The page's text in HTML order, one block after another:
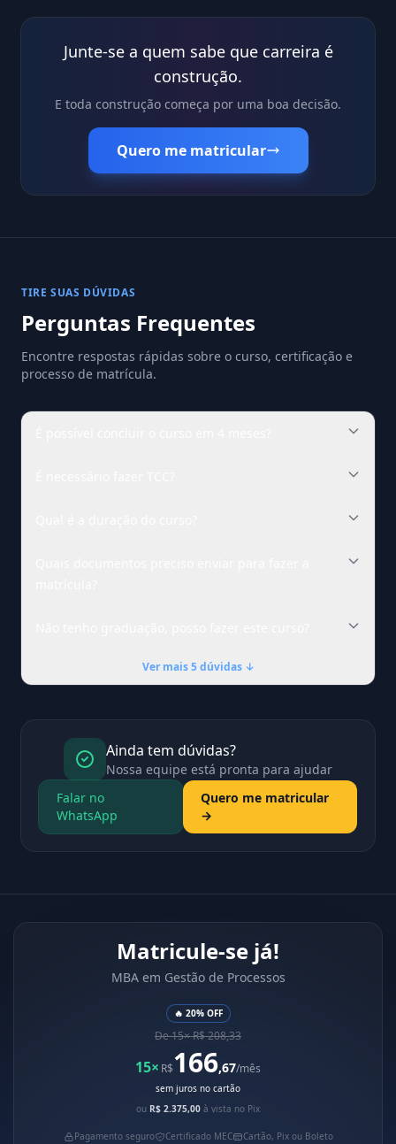
Junte-se a quem sabe que carreira é
construção.
E toda construção começa por uma boa decisão.
Quero me matricular
TIRE SUAS DÚVIDAS
Perguntas Frequentes
Encontre respostas rápidas sobre o curso, certificação e
processo de matrícula.
Ver mais 5 dúvidas ↓
Ainda tem dúvidas?
Nossa equipe está pronta para ajudar
Falar no
WhatsApp
Quero me matricular
→
Matricule-se já!
MBA em Gestão de Processos
🔥 20% OFF
De 15× R$ 208,33
15× R$166,67/mês
sem juros no cartão
ou R$ 2.375,00 à vista no Pix
Pagamento seguro Certificado MEC Cartão, Pix ou Boleto